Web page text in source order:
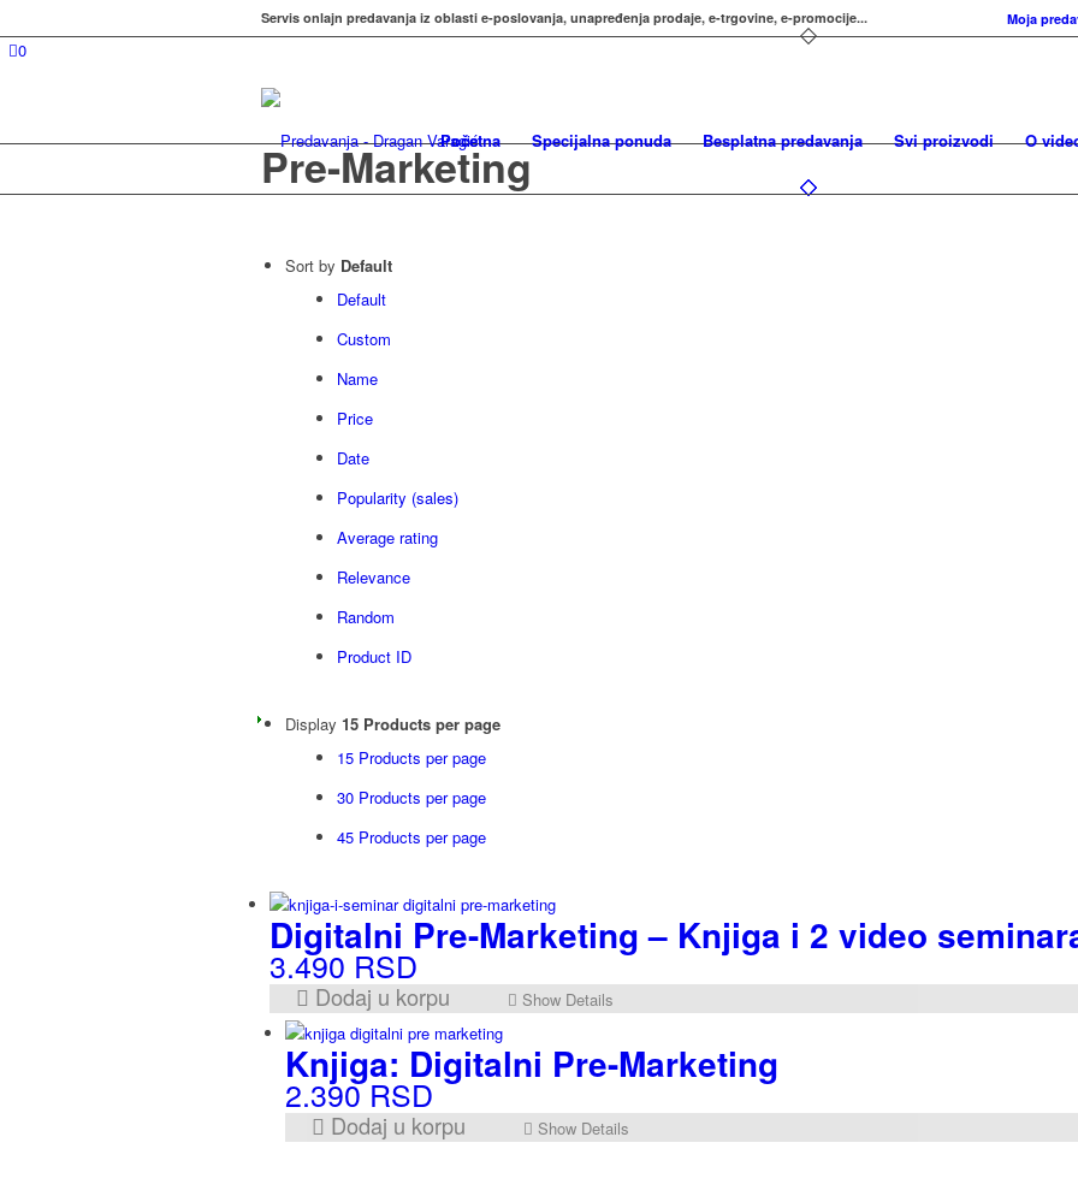
Moja
Servis onlajn predavanja iz oblasti e-poslovanja, unapređenja prodaje, e-trgovine, e-promocije...
0
Početna Specijalna ponuda Besplatna predavanja Svi proizvodi O
Pre-Marketing
Sort by Default
Default
Custom
Name
Price
Date
Popularity (sales)
Average rating
Relevance
Random
Product ID
Display 15 Products per page
15 Products per page
30 Products per page
45 Products per page
Digitalni Pre-Marketing – Knjiga i 2 video
3.490 RSD
Dodaj u korpu Show Details
Knjiga: Digitalni Pre-Marketing
2.390RSD
Dodaj u korpu Show Details